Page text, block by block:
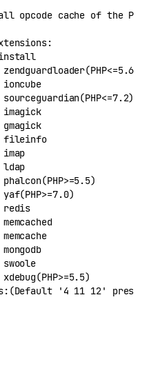
opcode cache of the
ioncube
imagick
gmagick
fileinfo
imap
ldap
redis
memcached
memcache
mongodb
swoole
'4 11 12' press